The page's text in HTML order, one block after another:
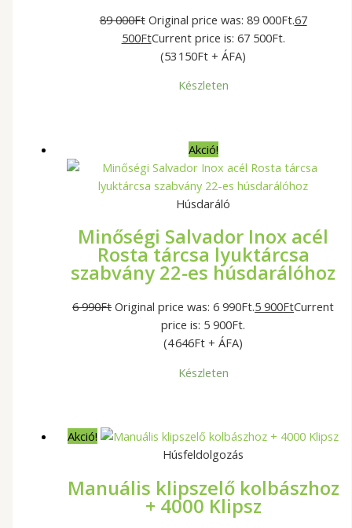
89 000Ft Original price was: 89 000Ft.67
500FtCurrent price is: 67 500Ft.
(53 150Ft + ÁFA)
Készleten
Akció!
Húsdaráló
Minőségi Salvador Inox acél
Rosta tárcsa lyuktárcsa
szabvány 22-es húsdarálóhoz
6 990Ft Original price was: 6 990Ft.5 900FtCurrent
price is: 5 900Ft.
(4 646Ft + ÁFA)
Készleten
Akció!
Húsfeldolgozás
Manuális klipszelő kolbászhoz
+ 4000 Klipsz